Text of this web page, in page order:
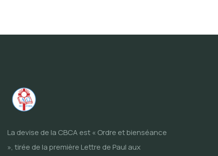
La devise de la CBCA est « Ordre et bienséance
», tirée de la première Lettre de Paul aux